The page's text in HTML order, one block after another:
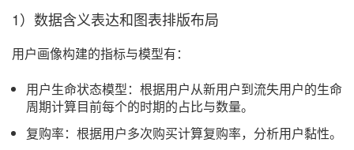
1）数据含义表达和图表排版布局
用户画像构建的指标与模型有：
用户生命状态模型：根据用户从新用户到流失用户的生命
周期计算目前每个的时期的占比与数量。
复购率：根据用户多次购买计算复购率，分析用户黏性。